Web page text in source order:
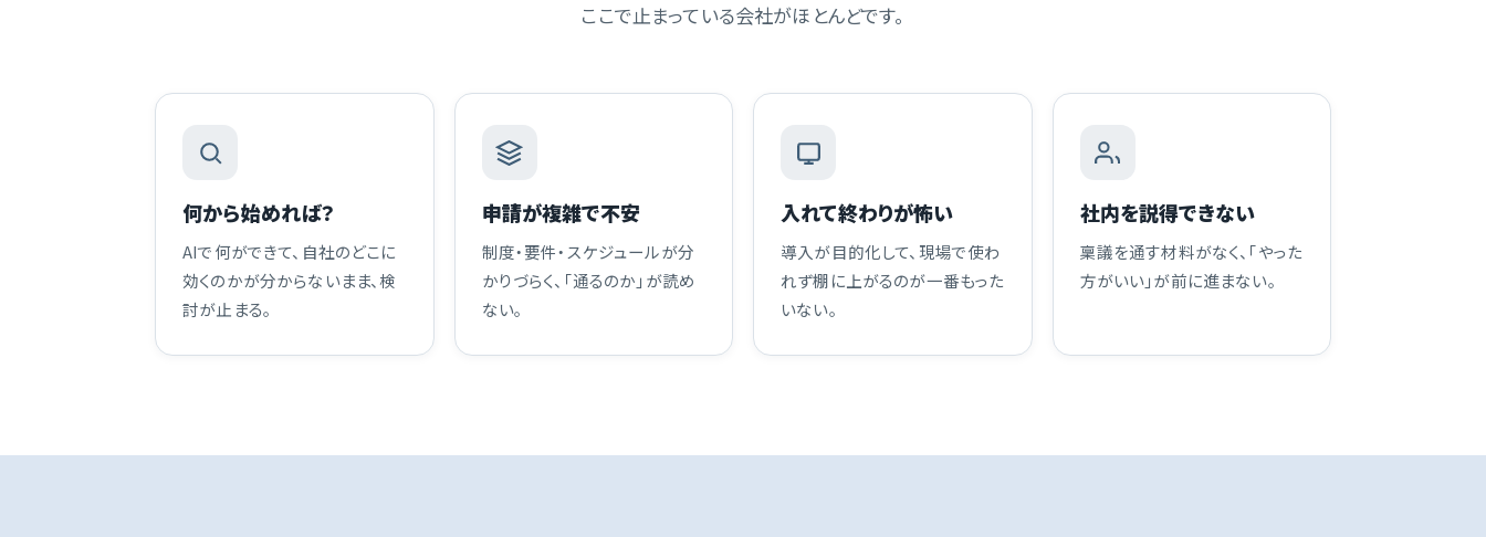
ここで止まっている会社がほとんどです。
何から始めれば？
AIで何ができて、自社のどこに
効くのかが分からないまま、検
討が止まる。
申請が複雑で不安
制度・要件・スケジュールが分
かりづらく、「通るのか」が読め
ない。
入れて終わりが怖い
導入が目的化して、現場で使わ
れず棚に上がるのが一番もった
いない。
社内を説得できない
稟議を通す材料がなく、「やった
方がいい」が前に進まない。